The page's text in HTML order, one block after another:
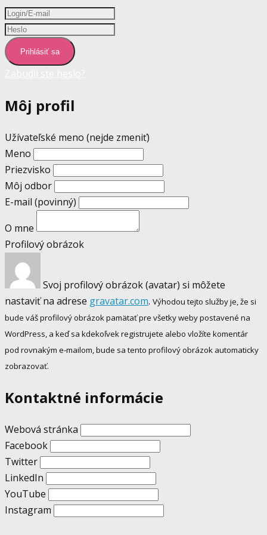
Prihlásiť sa
Môj profil
Užívateľské meno (nejde zmeniť)
Meno
Priezvisko
Môj odbor
E-mail (povinný)
O mne
Profilový obrázok
Svoj profilový obrázok (avatar) si môžete
nastaviť na adrese gravatar.com. Výhodou tejto služby je, že si
bude váš profilový obrázok pamätať pre všetky weby postavené na
WordPress, a keď sa kdekoľvek registrujete alebo vložíte komentár
pod rovnakým e-mailom, bude sa tento profilový obrázok automaticky
zobrazovať.
Kontaktné informácie
Webová stránka
Facebook
Twitter
LinkedIn
YouTube
Instagram